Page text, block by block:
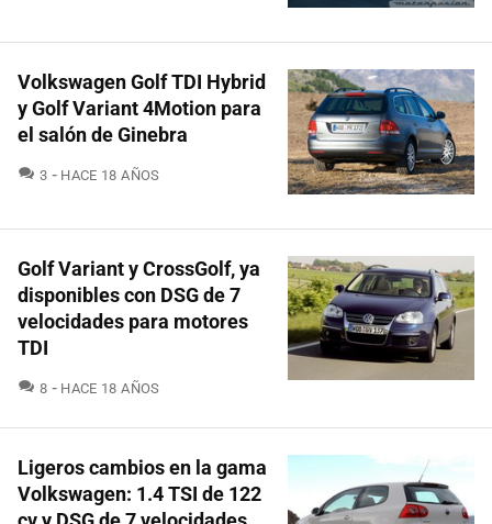
Volkswagen Golf TDI Hybrid
y Golf Variant 4Motion para
el salón de Ginebra
3 COMENTARIOS
HACE 18 AÑOS
Golf Variant y CrossGolf, ya
disponibles con DSG de 7
velocidades para motores
TDI
8 COMENTARIOS
HACE 18 AÑOS
Ligeros cambios en la gama
Volkswagen: 1.4 TSI de 122